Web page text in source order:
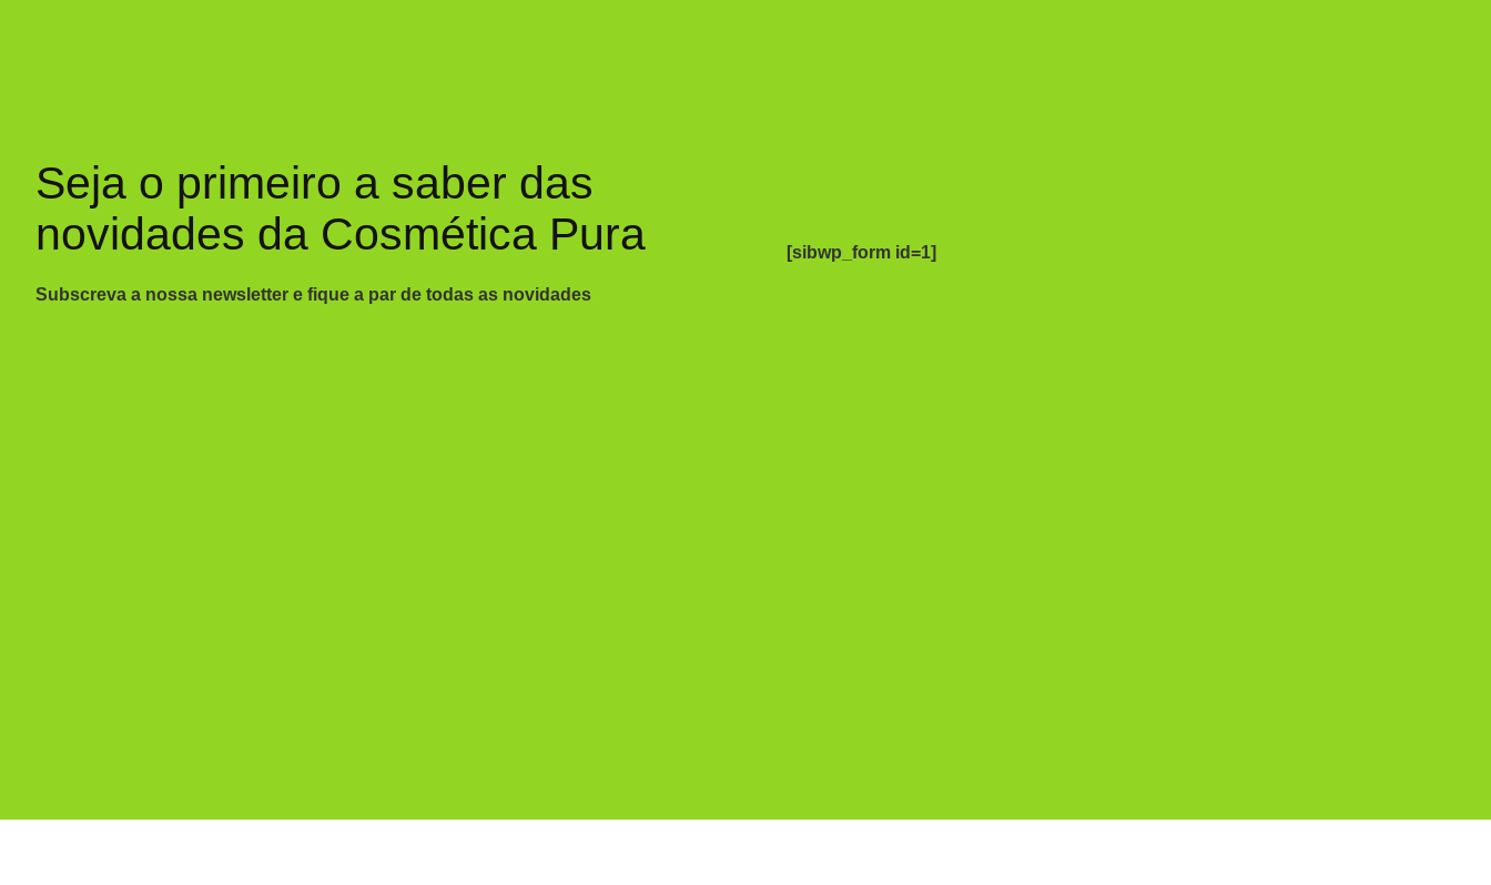
Seja o primeiro a saber das
novidades da Cosmética Pura
Subscreva a nossa newsletter e fique a par de todas as novidades
[sibwp_form id=1]